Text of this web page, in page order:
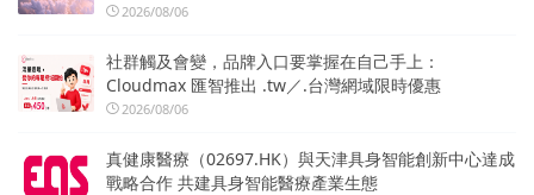
2026/08/06
社群觸及會變，品牌入口要掌握在自己手上：
Cloudmax 匯智推出 .tw／.台灣網域限時優惠
2026/08/06
真健康醫療（02697.HK）與天津具身智能創新中心達成
戰略合作 共建具身智能醫療產業生態